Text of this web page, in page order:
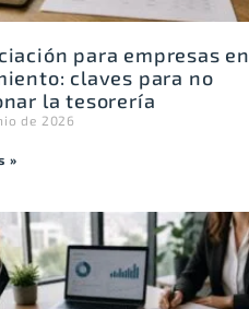
para empresas en
claves para no
la tesorería
de 2026
»